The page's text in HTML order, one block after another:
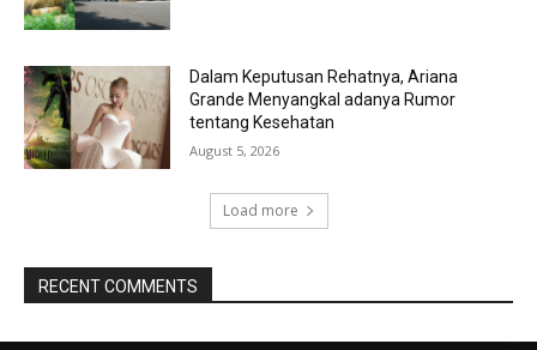
Dalam Keputusan Rehatnya, Ariana
Grande Menyangkal adanya Rumor
tentang Kesehatan
August 5, 2026
Load more
RECENT COMMENTS